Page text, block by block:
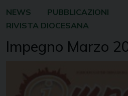
NEWS
PUBBLICAZIONI
RIVISTA DIOCESANA
Impegno Marzo